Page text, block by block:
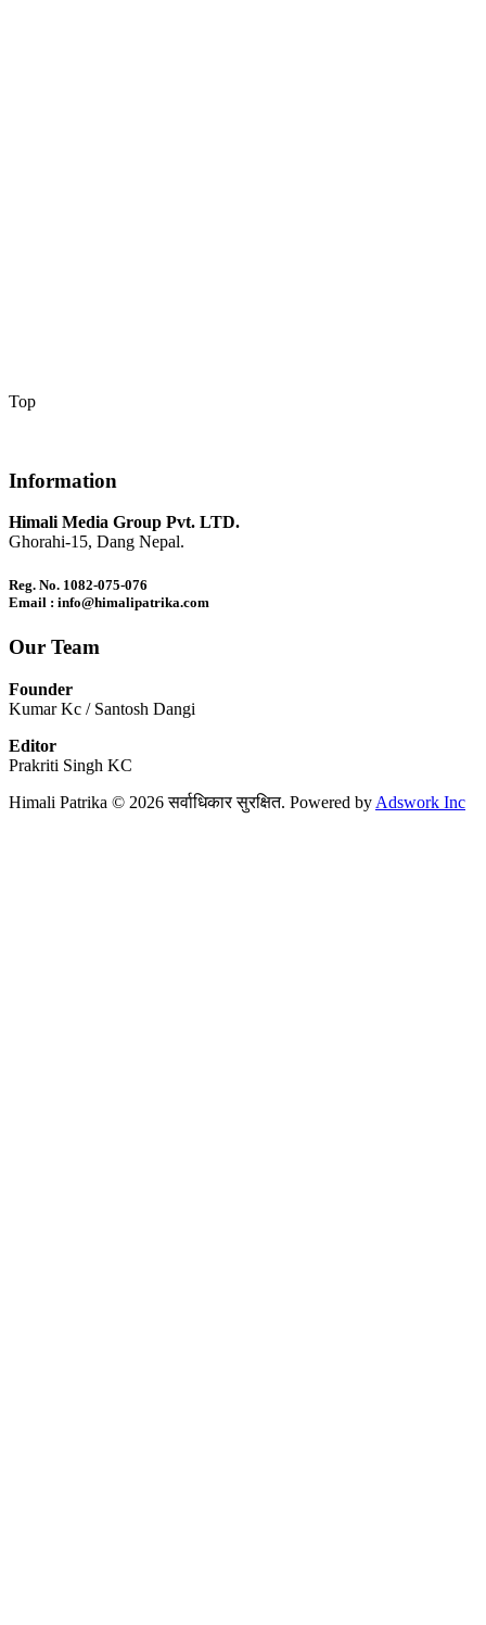
Top
Information
Himali Media Group Pvt. LTD.
Ghorahi-15, Dang Nepal.
Reg. No. 1082-075-076
Email : info@himalipatrika.com
Our Team
Founder
Kumar Kc / Santosh Dangi
Editor
Prakriti Singh KC
Himali Patrika © 2026 सर्वाधिकार सुरक्षित. Powered by Adswork Inc